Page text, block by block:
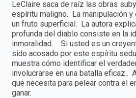
LeClaire saca de raíz las obras
espíritu maligno. La manipulación
un fruto superficial. La autora
profunda del diablo consiste en la
inmoralidad. Si usted es un
sido acosado por este espíritu
muestra cómo identificar el
involucrarse en una batalla eficaz..
que necesita para pelear contra el
ganar.